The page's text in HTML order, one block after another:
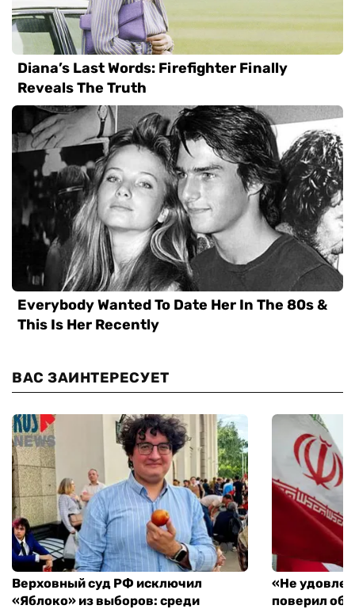
ВАС ЗАИНТЕРЕСУЕТ
Верховный суд РФ исключил
«Яблоко» из выборов: среди
«Не
поверил